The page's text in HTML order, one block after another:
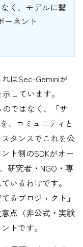
く、モデルに繋
ーネント
はSec-Geminiが
しています。
ではなく、「サ
、コミュニティと
タンスでこれを公
ト側のSDKがオー
研究者・NGO・専
いるわけです。
るプロジェクト」
点（非公式・実験
トです。